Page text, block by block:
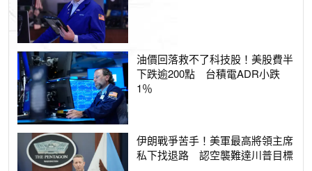
油價回落救不了科技股！美股費半
下跌逾200點 台積電ADR小跌
1％
伊朗戰爭苦手！美軍最高將領主席
私下找退路 認空襲難達川普目標